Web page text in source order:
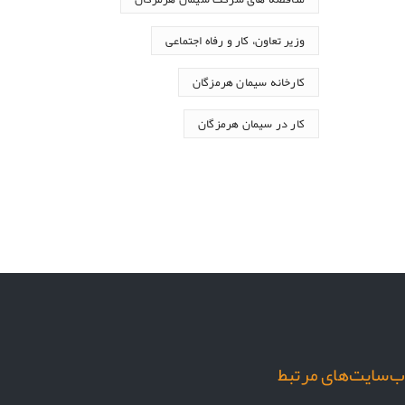
وزیر تعاون، کار و رفاه اجتماعی
کارخانه سیمان هرمزگان
کار در سیمان هرمزگان
مرتبط